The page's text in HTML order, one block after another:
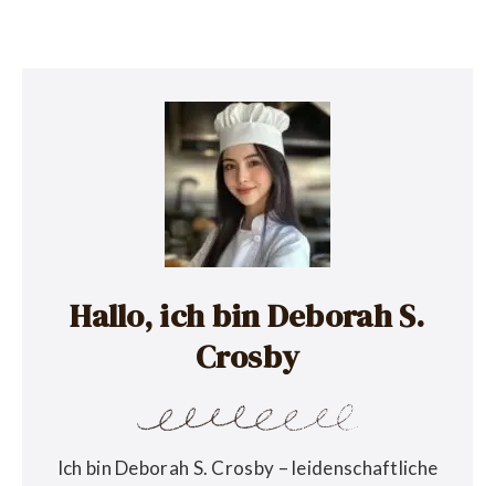
Hallo, ich bin Deborah S.
Crosby
Ich bin Deborah S. Crosby – leidenschaftliche